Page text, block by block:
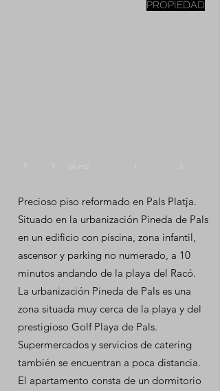
PROPIEDAD
1 1 56 s
Precioso piso reformado en Pals Platja.
Situado en la urbanización Pineda de Pals
en un edificio con piscina, zona infantil,
ascensor y parking no numerado, a 10
minutos andando de la playa del Racó.
La urbanización Pineda de Pals es una
zona situada muy cerca de la playa y del
prestigioso Golf Playa de Pals.
Supermercados y servicios de catering
también se encuentran a poca distancia.
El apartamento consta de un dormitorio